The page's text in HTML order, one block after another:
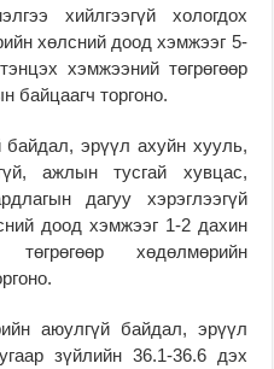
хийлгээгүй хологдох
хөлсний доод хэмжээг 5-
хэмжээний төгрөгөөр
байцаагч торгоно.
эрүүл ахуйн хууль,
ажлын тусгай хувцас,
дагуу хэрэглээгүй
доод хэмжээг 1-2 дахин
төгрөгөөр хөдөлмөрийн
аюулгүй байдал, эрүүл
зүйлийн 36.1-36.6 дэх